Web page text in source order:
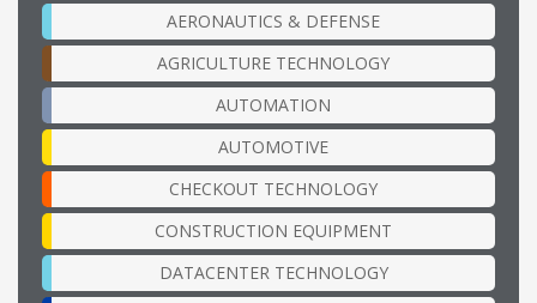
AERONAUTICS & DEFENSE
AGRICULTURE TECHNOLOGY
AUTOMATION
AUTOMOTIVE
CHECKOUT TECHNOLOGY
CONSTRUCTION EQUIPMENT
DATACENTER TECHNOLOGY